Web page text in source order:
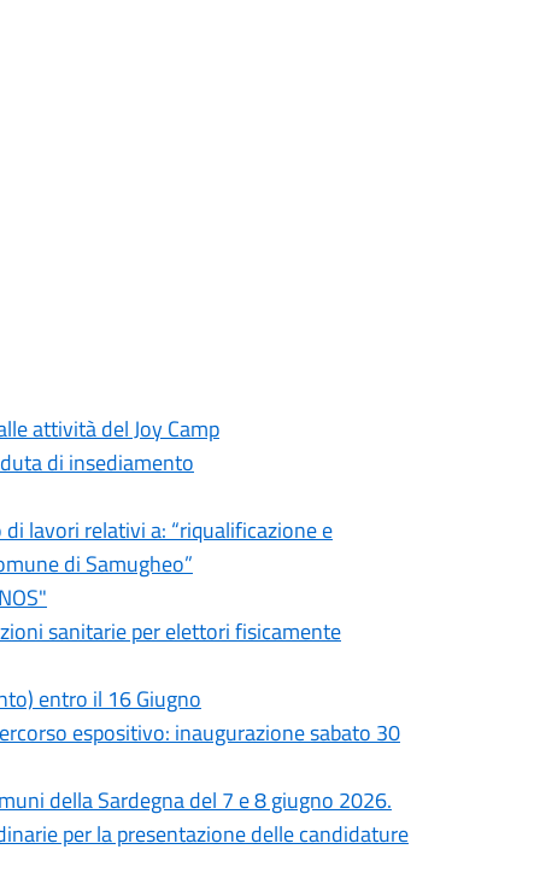
attività del Joy Camp
di insediamento
lavori relativi a: “riqualificazione e
di Samugheo”
sanitarie per elettori fisicamente
entro il 16 Giugno
espositivo: inaugurazione sabato 30
della Sardegna del 7 e 8 giugno 2026.
per la presentazione delle candidature